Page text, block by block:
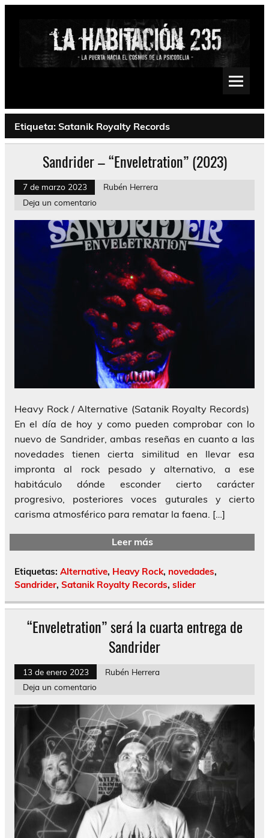
Saltar
Psychedelic, Stoner, Doom, Sludge, Fuzz, Space, Drone
Etiqueta: Satanik Royalty Records
Sandrider – “Enveletration” (2023)
7 de marzo 2023
Rubén Herrera
Deja un comentario
Heavy Rock / Alternative (Satanik Royalty Records)
En el día de hoy y como pueden comprobar con lo
nuevo de Sandrider, ambas reseñas en cuanto a las
novedades tienen cierta similitud en llevar esa
impronta al rock pesado y alternativo, a ese
habitáculo dónde esconder cierto carácter
progresivo, posteriores voces guturales y cierto
carisma atmosférico para rematar la faena. […]
Leer más
Etiquetas: Alternative, Heavy Rock, novedades,
Sandrider, Satanik Royalty Records, slider
“Enveletration” será la cuarta entrega de
Sandrider
13 de enero 2023
Rubén Herrera
Deja un comentario